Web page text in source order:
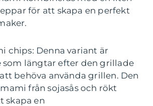
för att skapa en perfekt
chips: Denna variant är
som längtar efter den grillade
behöva använda grillen. Den
från sojasås och rökt
skapa en